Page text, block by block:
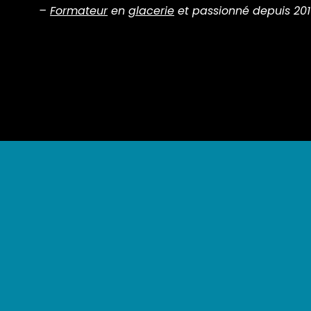
– Formateuren glacerie et passionné depuis